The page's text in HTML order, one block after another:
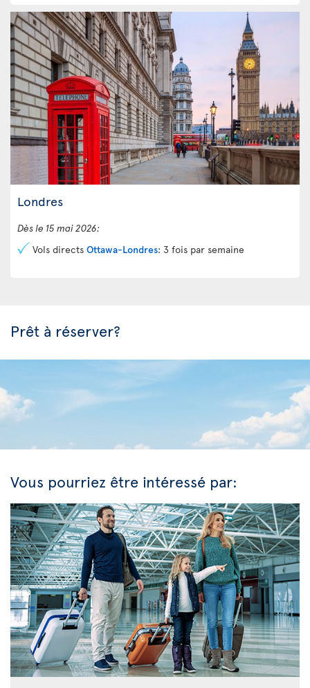
Londres
Dès le 15 mai 2026:
Vols directs Ottawa-Londres: 3 fois par semaine
Prêt à réserver?
Vous pourriez être intéressé par: